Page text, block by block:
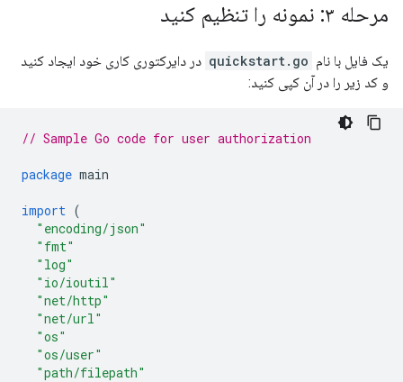
مرحله ۳: نمونه را تنظیم کنید
یک فایل با نام quickstart.go در دایرکتوری کاری خود ایجاد کنید
و کد زیر را در آن کپی کنید:
// Sample Go code for user authorization
package main
import (
"encoding/json"
"fmt"
"log"
"io/ioutil"
"net/http"
"net/url"
"os"
"os/user"
"path/filepath"